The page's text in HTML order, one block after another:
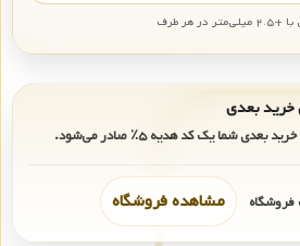
هر طرف
خرید بعدی شما یک کد هدیه۵٪ صادر می‌شود.
فروشگاه مشاهده فروشگاه